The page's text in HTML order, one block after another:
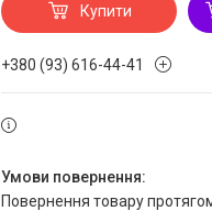
Купити
+380 (93) 616-44-41
повернення товару